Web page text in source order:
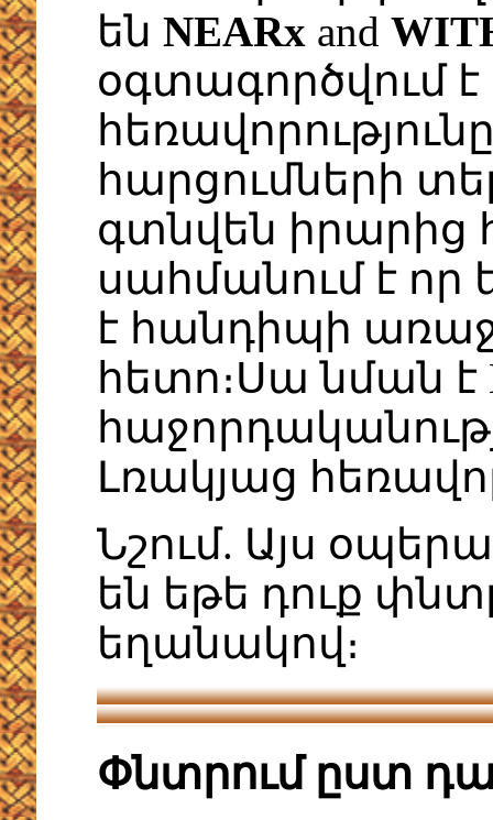
են NEARx and
օգտագործվում է
հարցումների
գտնվեն իրարից
սահմանում է որ
է հանդիպի
հետո։Սա նման է
Լռակյաց
Նշում. Այս
են եթե դուք
եղանակով։
Փնտրում ըստ